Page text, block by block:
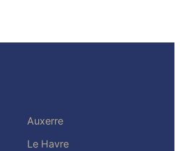
Auxerre
Le Havre